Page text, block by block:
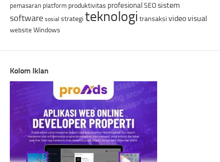
pemasaran platform produktivitas profesionalSEOsistem
software sosial strategi teknologi transaksi videovisual
website Windows
Kolom Iklan